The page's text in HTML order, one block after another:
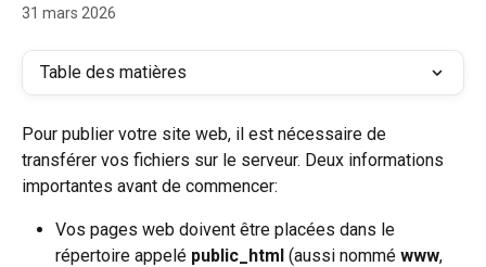
31 mars 2026
Table des matières
Pour publier votre site web, il est nécessaire de
transférer vos fichiers sur le serveur. Deux informations
importantes avant de commencer:
Vos pages web doivent être placées dans le
répertoire appelé public_html (aussi nommé www,